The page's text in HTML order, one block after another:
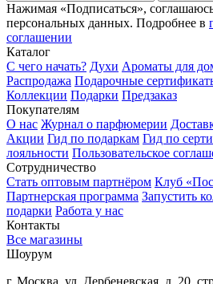
Нажимая «Подписаться»,
персональных данных. Подробнее в
соглашении
Каталог
С чего начать? Духи Ароматы для
Распродажа Подарочные
Коллекции Подарки Предзаказ
Покупателям
О нас Журнал о парфюмерии
Акции Гид по подаркам Гид по
лояльности Пользовательское
Сотрудничество
Стать оптовым партнёром Клуб
Партнерская программа Запустить
подарки Работа у нас
Контакты
Все магазины
Шоурум
г. Москва, ул. Дербеневская, д. 20,